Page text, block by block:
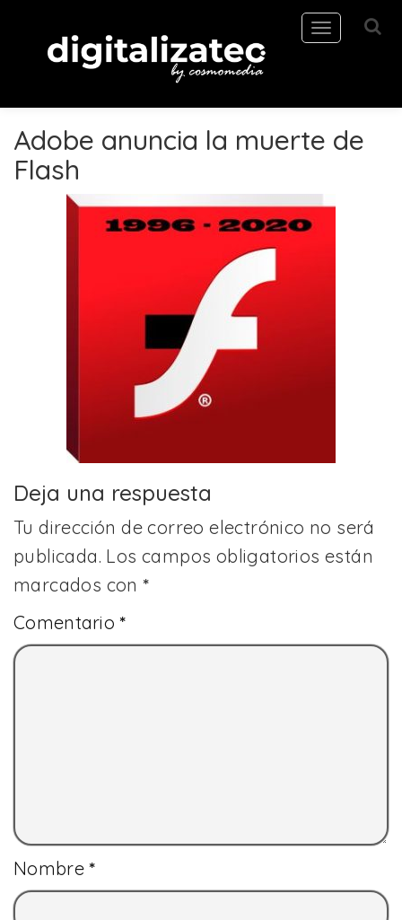
Toggle
navigation
Adobe anuncia la muerte de
Flash
Deja una respuesta
Tu dirección de correo electrónico no será
publicada. Los campos obligatorios están
marcados con*
Comentario*
Nombre*